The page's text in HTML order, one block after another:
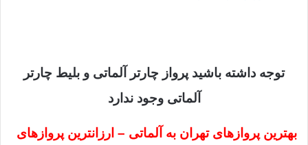
توجه داشته باشید پرواز چارتر آلماتی و بلیط چارتر
آلماتی وجود ندارد
بهترین پروازهای تهران به آلماتی – ارزانترین پروازهای